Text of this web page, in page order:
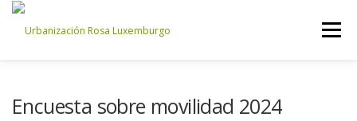
Saltar
contenido
Menú
Encuesta sobre movilidad 2024